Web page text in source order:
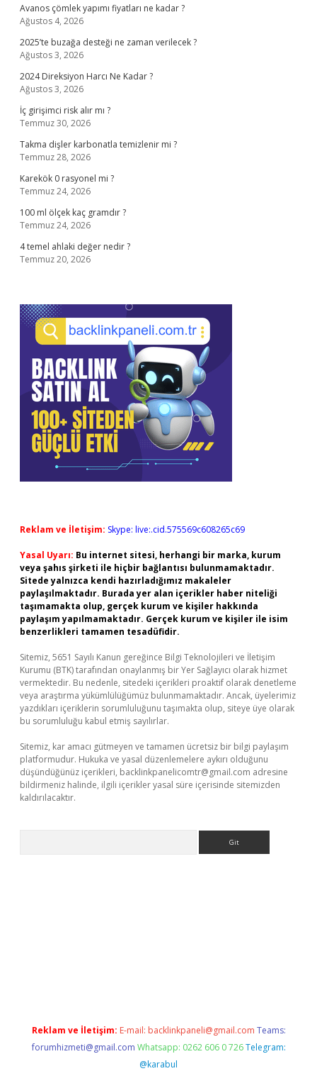
Avanos çömlek yapımı fiyatları ne kadar ?
Ağustos 4, 2026
2025’te buzağa desteği ne zaman verilecek ?
Ağustos 3, 2026
2024 Direksiyon Harcı Ne Kadar ?
Ağustos 3, 2026
İç girişimci risk alır mı ?
Temmuz 30, 2026
Takma dişler karbonatla temizlenir mi ?
Temmuz 28, 2026
Karekök 0 rasyonel mi ?
Temmuz 24, 2026
100 ml ölçek kaç gramdır ?
Temmuz 24, 2026
4 temel ahlaki değer nedir ?
Temmuz 20, 2026
Reklam ve İletişim: Skype: live:.cid.575569c608265c69
Yasal Uyarı: Bu internet sitesi, herhangi bir marka, kurum
veya şahıs şirketi ile hiçbir bağlantısı bulunmamaktadır.
Sitede yalnızca kendi hazırladığımız makaleler
paylaşılmaktadır. Burada yer alan içerikler haber niteliği
taşımamakta olup, gerçek kurum ve kişiler hakkında
paylaşım yapılmamaktadır. Gerçek kurum ve kişiler ile isim
benzerlikleri tamamen tesadüfidir.
Sitemiz, 5651 Sayılı Kanun gereğince Bilgi Teknolojileri ve İletişim
Kurumu (BTK) tarafından onaylanmış bir Yer Sağlayıcı olarak hizmet
vermektedir. Bu nedenle, sitedeki içerikleri proaktif olarak denetleme
veya araştırma yükümlülüğümüz bulunmamaktadır. Ancak, üyelerimiz
yazdıkları içeriklerin sorumluluğunu taşımakta olup, siteye üye olarak
bu sorumluluğu kabul etmiş sayılırlar.
Sitemiz, kar amacı gütmeyen ve tamamen ücretsiz bir bilgi paylaşım
platformudur. Hukuka ve yasal düzenlemelere aykırı olduğunu
düşündüğünüz içerikleri, backlinkpanelicomtr@gmail.com adresine
bildirmeniz halinde, ilgili içerikler yasal süre içerisinde sitemizden
kaldırılacaktır.
Reklam ve İletişim: E-mail: backlinkpaneli@gmail.com Teams:
forumhizmeti@gmail.com Whatsapp: 0262 606 0 726 Telegram:
@karabul